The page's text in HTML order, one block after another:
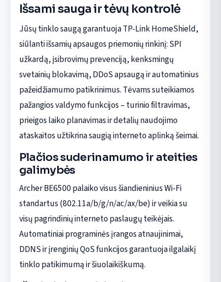
Išsami sauga ir tėvų kontrolė
Jūsų tinklo saugą garantuoja TP-Link HomeShield,
siūlanti išsamių apsaugos priemonių rinkinį: SPI
užkardą, įsibrovimų prevenciją, kenksmingų
svetainių blokavimą, DDoS apsaugą ir automatinius
pažeidžiamumo patikrinimus. Tėvams suteikiamos
pažangios valdymo funkcijos – turinio filtravimas,
prieigos laiko planavimas ir detalių naudojimo
ataskaitos užtikrina saugią interneto aplinką šeimai.
Plačios suderinamumo ir ateities
galimybės
Archer BE6500 palaiko visus šiandieninius Wi-Fi
standartus (802.11a/b/g/n/ac/ax/be) ir veikia su
visų pagrindinių interneto paslaugų teikėjais.
Automatiniai programinės įrangos atnaujinimai,
DDNS ir įrenginių QoS funkcijos garantuoja ilgalaikį
tinklo patikimumą ir šiuolaikiškumą.